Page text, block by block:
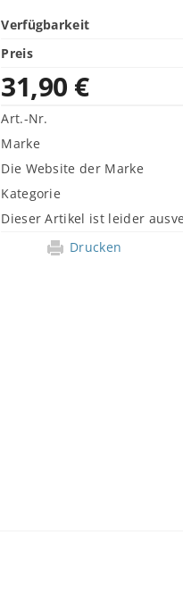
Verfügbarkeit
Preis
31,90 €
Art.-Nr.
Marke
Die Website der Marke
Kategorie
Dieser Artikel ist leider
Drucken